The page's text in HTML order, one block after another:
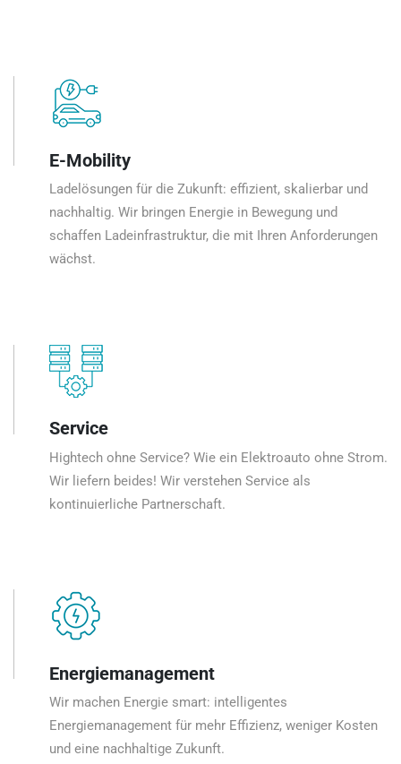
E-Mobility
Ladelösungen für die Zukunft: effizient, skalierbar und
nachhaltig. Wir bringen Energie in Bewegung und
schaffen Ladeinfrastruktur, die mit Ihren Anforderungen
wächst.
Service
Hightech ohne Service? Wie ein Elektroauto ohne Strom.
Wir liefern beides! Wir verstehen Service als
kontinuierliche Partnerschaft.
Energiemanagement
Wir machen Energie smart: intelligentes
Energiemanagement für mehr Effizienz, weniger Kosten
und eine nachhaltige Zukunft.